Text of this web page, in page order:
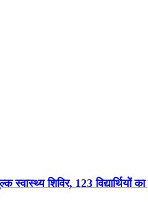
शिविर, 123 विद्यार्थियों